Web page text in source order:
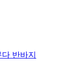
반바지